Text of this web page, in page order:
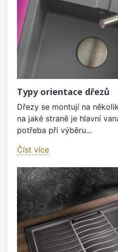
Typy orientace dřezů
Dřezy se montují na
na jaké straně je hlavní
potřeba při výběru...
Číst více